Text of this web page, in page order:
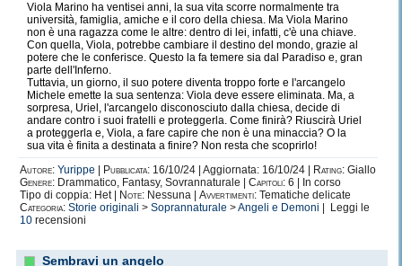
Viola Marino ha ventisei anni, la sua vita scorre normalmente tra
università, famiglia, amiche e il coro della chiesa. Ma Viola Marino
non è una ragazza come le altre: dentro di lei, infatti, c'è una chiave.
Con quella, Viola, potrebbe cambiare il destino del mondo, grazie al
potere che le conferisce. Questo la fa temere sia dal Paradiso e, gran
parte dell'Inferno.
Tuttavia, un giorno, il suo potere diventa troppo forte e l'arcangelo
Michele emette la sua sentenza: Viola deve essere eliminata. Ma, a
sorpresa, Uriel, l'arcangelo disconosciuto dalla chiesa, decide di
andare contro i suoi fratelli e proteggerla. Come finirà? Riuscirà Uriel
a proteggerla e, Viola, a fare capire che non è una minaccia? O la
sua vita è finita a destinata a finire? Non resta che scoprirlo!
Autore: Yurippe Pubblicata: 16/10/24 | Aggiornata: 16/10/24 | Rating: Giallo
Genere: Drammatico, Fantasy, Sovrannaturale | Capitoli: 6 | In corso
Tipo di coppia: Het |
Note: Nessuna | Avvertimenti: Tematiche delicate
Categoria: Storie originali > Soprannaturale >Angeli e Demoni | Leggi le
10 recensioni
Sembravi un angelo